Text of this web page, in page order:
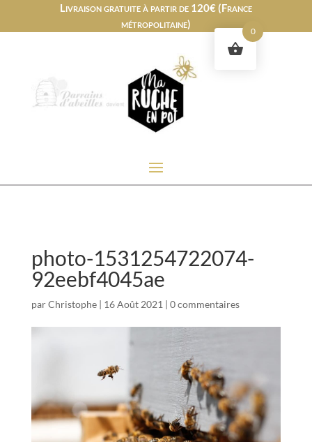
Livraison gratuite à partir de 120€ (France
métropolitaine)
photo-1531254722074-
92eebf4045ae
parChristophe| 16 Août 2021| 0 commentaires
0